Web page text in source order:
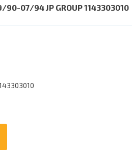
07/94 JP GROUP 1143303010